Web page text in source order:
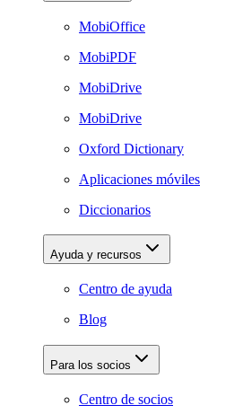
MobiOffice
MobiPDF
MobiDrive
MobiDrive
Oxford Dictionary
Aplicaciones móviles
Diccionarios
Ayuda y recursos
Centro de ayuda
Blog
Para los socios
Centro de socios